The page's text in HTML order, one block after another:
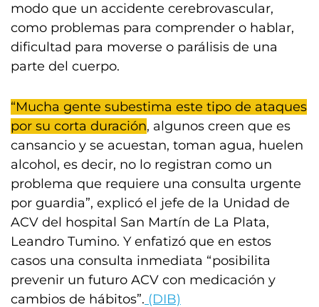
modo que un accidente cerebrovascular,
como problemas para comprender o hablar,
dificultad para moverse o parálisis de una
parte del cuerpo.
“Mucha gente subestima este tipo de ataques
por su corta duración, algunos creen que es
cansancio y se acuestan, toman agua, huelen
alcohol, es decir, no lo registran como un
problema que requiere una consulta urgente
por guardia”, explicó el jefe de la Unidad de
ACV del hospital San Martín de La Plata,
Leandro Tumino. Y enfatizó que en estos
casos una consulta inmediata “posibilita
prevenir un futuro ACV con medicación y
cambios de hábitos”. (DIB)